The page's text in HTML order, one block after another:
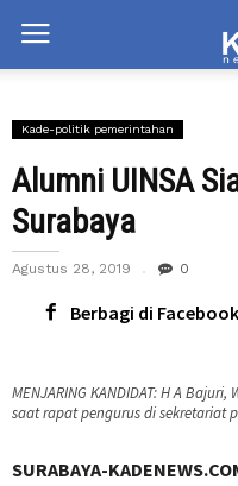
Kade-politik pemerintahan
Alumni UINSA
Surabaya
Agustus 28, 2019 0
Berbagi di Facebook
MENJARING KANDIDAT: H A
saat rapat pengurus di sekretariat
SURABAYA-